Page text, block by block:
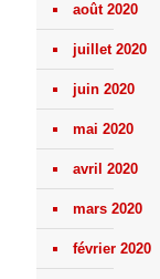
août 2020
juillet 2020
juin 2020
mai 2020
avril 2020
mars 2020
février 2020